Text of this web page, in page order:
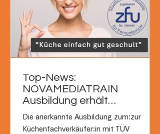
Top-News:
NOVAMEDIATRAIN
Ausbildung erhält
staatliches Qualitätssiegel
ZFU!
Die anerkannte Ausbildung zum:zur
Küchenfachverkäufer:in mit TÜV